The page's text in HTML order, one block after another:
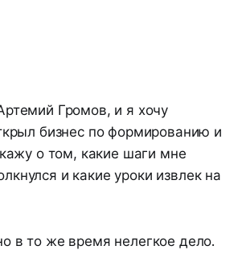
Громов, и я хочу
бизнес по формированию и
о том, какие шаги мне
и какие уроки извлек на
в то же время нелегкое дело.